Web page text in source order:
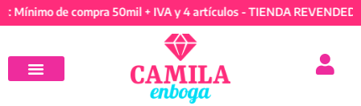
de compra 50mil + IVA y 4 artículos - TIENDA